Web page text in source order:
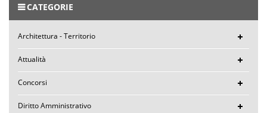
CATEGORIE
Architettura - Territorio
Attualità
Concorsi
Diritto Amministrativo